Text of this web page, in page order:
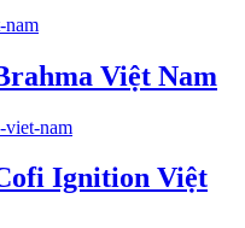
Việt Nam
Ignition Việt